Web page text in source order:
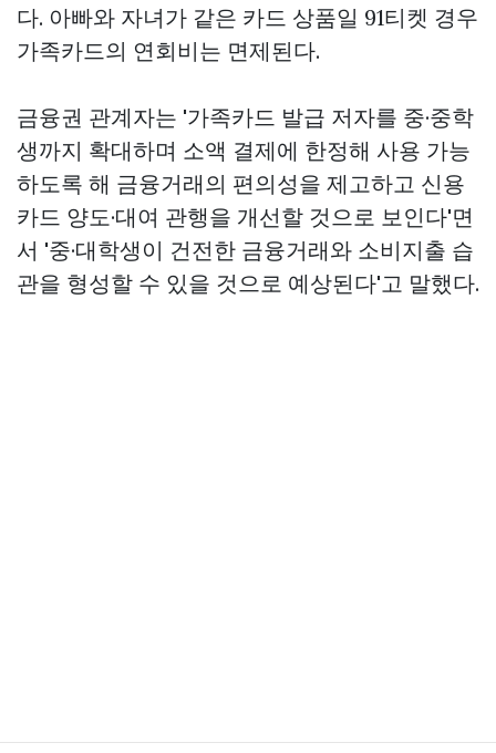
다. 아빠와 자녀가 같은 카드 상품일 91티켓 경우
가족카드의 연회비는 면제된다.
금융권 관계자는 '가족카드 발급 저자를 중·중학
생까지 확대하며 소액 결제에 한정해 사용 가능
하도록 해 금융거래의 편의성을 제고하고 신용
카드 양도·대여 관행을 개선할 것으로 보인다'면
서 '중·대학생이 건전한 금융거래와 소비지출 습
관을 형성할 수 있을 것으로 예상된다'고 말했다.